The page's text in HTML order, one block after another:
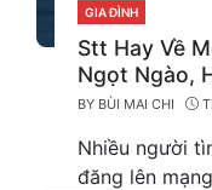
CATEGORIES
GIA ĐÌNH
Stt Hay Về
Ngọt Ngào,
Tim 2025
BY BÙI MAI CHI
Nhiều người
đăng lên